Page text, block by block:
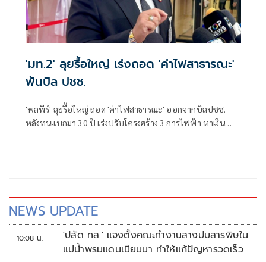
'มท.2' ลุยรื้อใหญ่ เร่งถอด 'ค่าไฟสาธารณะ'
พ้นบิล ปชช.
'พลพีร์' ลุยรื้อใหญ่ ถอด 'ค่าไฟสาธารณะ' ออกจากบิลปชช.
หลังทนแบกมา 30 ปี เร่งปรับโครงสร้าง 3 การไฟฟ้า หาเงิน
NEWS UPDATE
10:08 น.
'ปลัด ทส.' แจงตั้งคณะทำงานสางปมสารพิษใน
แม่น้ำพรมแดนเมียนมา ทำให้แก้ปัญหารวดเร็ว